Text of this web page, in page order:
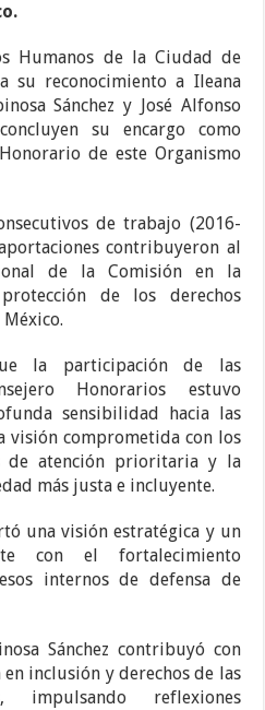
Humanos de la Ciudad de
su reconocimiento a Ileana
Sánchez y José Alfonso
su encargo como
de este Organismo
de trabajo (2016-
contribuyeron al
de la Comisión en la
de los derechos
la participación de las
Honorarios estuvo
sensibilidad hacia las
visión comprometida con los
de atención prioritaria y la
más justa e incluyente.
una visión estratégica y un
con el fortalecimiento
internos de defensa de
Sánchez contribuyó con
inclusión y derechos de las
impulsando reflexiones